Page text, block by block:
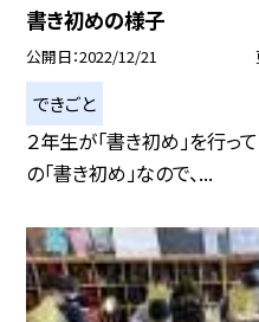
書き初めの様子
公開日 2022/12/21
できごと
２年生が「書き初め」を行っ
の「書き初め」なので、...